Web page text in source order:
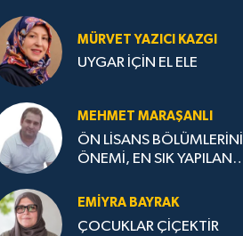
MÜRVET YAZICI KAZGI
UYGAR İÇİN EL ELE
MEHMET MARAŞANLI
ÖN LİSANS
ÖNEMİ, EN SIK YAPILAN
STRATEJİLERİ
EMIYRA BAYRAK
ÇOCUKLAR ÇİÇEKTİR